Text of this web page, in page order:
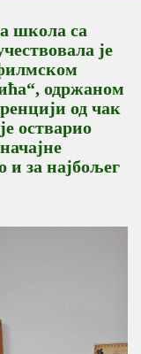
школа са
је
одржаном
од чак
остварио
и за најбољег